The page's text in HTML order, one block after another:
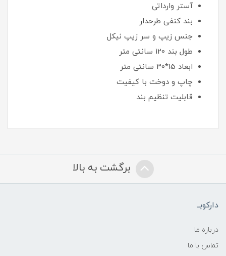
آستر وارداتی
بند کنفی طرحدار
جنس زیپ و سر زیپ نیکل
طول بند 120 سانتی متر
ابعاد 15*30 سانتی متر
چاپ و دوخت با کیفیت
قابلیت تنظیم بند
برگشت به بالا
دارکوبــ
درباره ما
تماس با ما